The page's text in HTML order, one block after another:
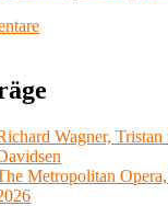
Wagner,
Metropolitan